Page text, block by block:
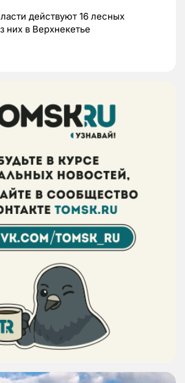
действуют 16 лесных
них в Верхнекетье